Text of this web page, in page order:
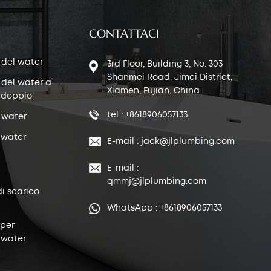
water
water a
water
scarico
CONTATTACI
3rd Floor, Building 3, No. 303
Shanmei Road, Jimei District,
Xiamen, Fujian, China
tel : +8618906057133
E-mail : jack@jlplumbing.com
E-mail :
qmmj@jlplumbing.com
WhatsApp : +8618906057133